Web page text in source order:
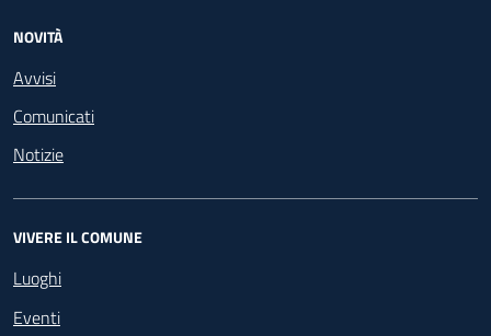
NOVITÀ
Avvisi
Comunicati
Notizie
VIVERE IL COMUNE
Luoghi
Eventi